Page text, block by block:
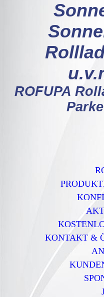
ROFUPA
KONTAKT &